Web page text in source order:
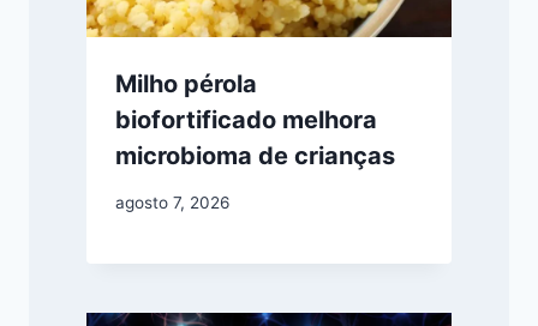
Milho pérola
biofortificado melhora
microbioma de crianças
agosto 7, 2026